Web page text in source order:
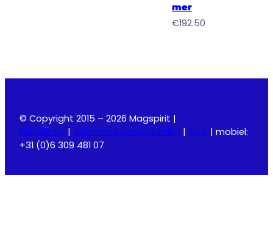
mer
€192.50
© Copyright 2015 – 2026 Magspirit |
Disclaimer | Algemene voorwaarden | AVG | mobiel:
+31 (0)6 309 481 07